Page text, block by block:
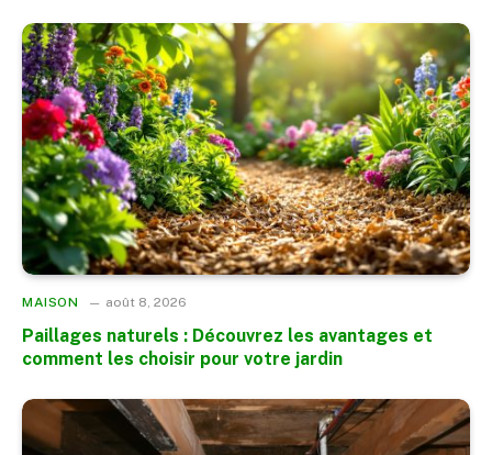
MAISON août 8, 2026
Paillages naturels : Découvrez les avantages et
comment les choisir pour votre jardin